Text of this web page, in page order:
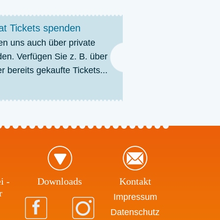
Tickets spenden
uns auch über private
Verfügen Sie z. B. über
bereits gekaufte Tickets...
-
Download​s Kontakt
Impressum
Datenschutz